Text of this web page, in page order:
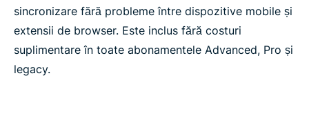
sincronizare fără probleme între dispozitive mobile și
extensii de browser. Este inclus fără costuri
suplimentare în toate abonamentele Advanced, Pro și
legacy.